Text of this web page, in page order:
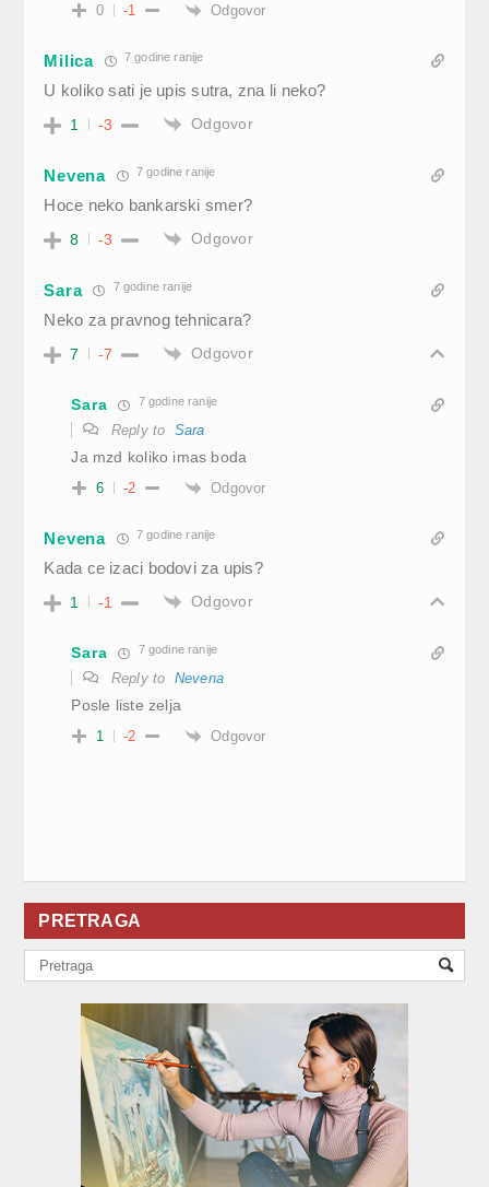
0 -1 Odgovor
Milica 7 godine ranije
U koliko sati je upis sutra, zna li neko?
1 -3 Odgovor
Nevena 7 godine ranije
Hoce neko bankarski smer?
8 -3 Odgovor
Sara 7 godine ranije
Neko za pravnog tehnicara?
7 -7 Odgovor
Sara 7 godine ranije
Reply to Sara
Ja mzd koliko imas boda
6 -2 Odgovor
Nevena 7 godine ranije
Kada ce izaci bodovi za upis?
1 -1 Odgovor
Sara 7 godine ranije
Reply to Nevena
Posle liste zelja
1 -2 Odgovor
PRETRAGA